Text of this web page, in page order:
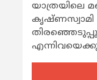
യാത്രയിലെ